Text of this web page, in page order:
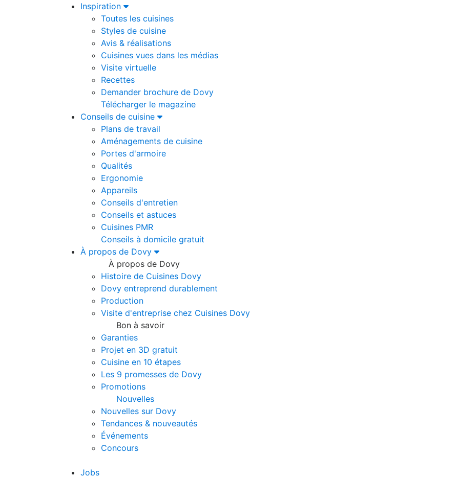
Inspiration
Toutes les cuisines
Styles de cuisine
Avis & réalisations
Cuisines vues dans les médias
Visite virtuelle
Recettes
Demander brochure de Dovy
Télécharger le magazine
Conseils de cuisine
Plans de travail
Aménagements de cuisine
Portes d'armoire
Qualités
Ergonomie
Appareils
Conseils d'entretien
Conseils et astuces
Cuisines PMR
Conseils à domicile gratuit
À propos de Dovy
À propos de Dovy
Histoire de Cuisines Dovy
Dovy entreprend durablement
Production
Visite d'entreprise chez Cuisines Dovy
Bon à savoir
Garanties
Projet en 3D gratuit
Cuisine en 10 étapes
Les 9 promesses de Dovy
Promotions
Nouvelles
Nouvelles sur Dovy
Tendances & nouveautés
Événements
Concours
Jobs